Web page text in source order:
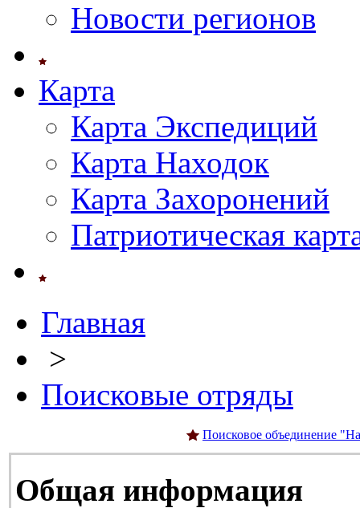
Новости регионов
Карта
Карта Экспедиций
Карта Находок
Карта Захоронений
Патриотическая
Главная
>
Поисковые отряды
Поисковое объединение
Общая информация